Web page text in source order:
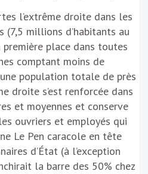
l’extrême droite dans les
millions d’habitants au
place dans toutes
comptant moins de
population totale de près
droite s’est renforcée dans
et moyennes et conserve
ouvriers et employés qui
Le Pen caracole en tête
d’État (à l’exception
la barre des 50% chez